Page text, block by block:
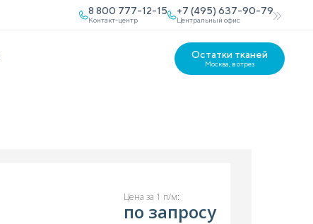
8 800 777-12-15
Контакт-центр
+7 (495) 637-90-79
Центральный офис
Остатки тканей
Москва, в отрез
Цена за 1 п/м:
по запросу